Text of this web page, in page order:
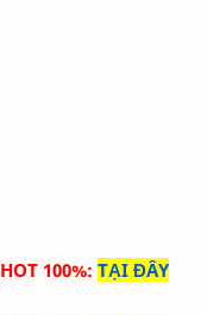
100%: TẠI ĐÂY